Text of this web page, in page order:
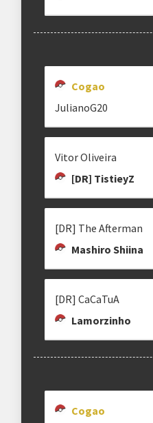
Cogao
JulianoG20
Vitor Oliveira
[DR] TistieyZ
[DR] The Afterman
Mashiro Shiina
[DR] CaCaTuA
Lamorzinho
Cogao